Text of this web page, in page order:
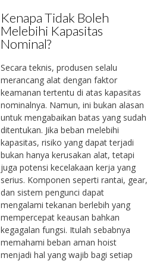
Kenapa Tidak Boleh
Melebihi Kapasitas
Nominal?
Secara teknis, produsen selalu
merancang alat dengan faktor
keamanan tertentu di atas kapasitas
nominalnya. Namun, ini bukan alasan
untuk mengabaikan batas yang sudah
ditentukan. Jika beban melebihi
kapasitas, risiko yang dapat terjadi
bukan hanya kerusakan alat, tetapi
juga potensi kecelakaan kerja yang
serius. Komponen seperti rantai, gear,
dan sistem pengunci dapat
mengalami tekanan berlebih yang
mempercepat keausan bahkan
kegagalan fungsi. Itulah sebabnya
memahami beban aman hoist
menjadi hal yang wajib bagi setiap